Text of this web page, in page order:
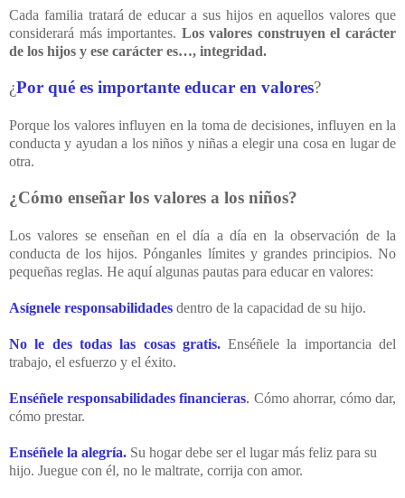
Cada familia tratará de educar a sus hijos en aquellos valores que
considerará más importantes. Los valores construyen el carácter
de los hijos y ese carácter es…, integridad.
¿Por qué es importante educar en valores?
Porque los valores influyen en la toma de decisiones, influyen en la
conducta y ayudan a los niños y niñas a elegir una cosa en lugar de
otra.
¿Cómo enseñar los valores a los niños?
Los valores se enseñan en el día a día en la observación de la
conducta de los hijos. Pónganles límites y grandes principios. No
pequeñas reglas. He aquí algunas pautas para educar en valores:
Asígnele responsabilidades dentro de la capacidad de su hijo.
No le des todas las cosas gratis. Enséñele la importancia del
trabajo, el esfuerzo y el éxito.
Enséñele responsabilidades financieras. Cómo ahorrar, cómo dar,
cómo prestar.
Enséñele la alegría. Su hogar debe ser el lugar más feliz para su
hijo. Juegue con él, no le maltrate, corrija con amor.